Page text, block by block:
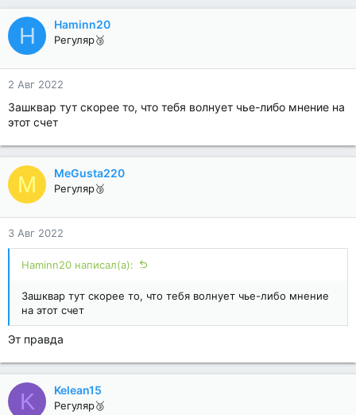
H Haminn20
Регуляр🥉
2 Авг 2022
Зашквар тут скорее то, что тебя волнует чье-либо мнение на
этот счет
M MeGusta220
Регуляр🥉
3 Авг 2022
Haminn20 написал(а):
Зашквар тут скорее то, что тебя волнует чье-либо мнение
на этот счет
Эт правда
K Kelean15
Регуляр🥉